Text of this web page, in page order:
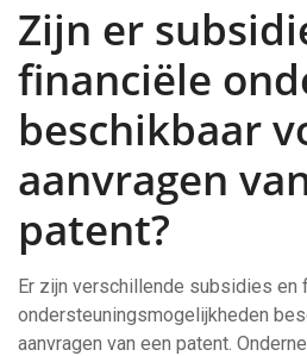
Zijn er
financiële
beschikbaar
aanvragen
patent?
Er zijn verschillende subsidies en
ondersteuningsmogelijkheden
aanvragen van een patent.